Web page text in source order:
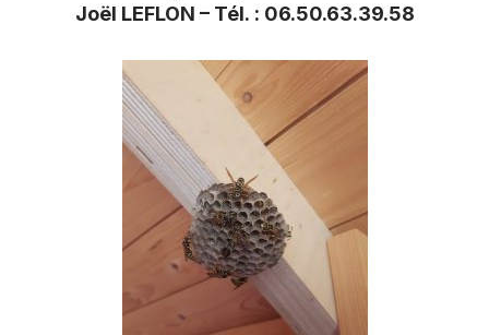
Joël LEFLON – Tél. : 06.50.63.39.58